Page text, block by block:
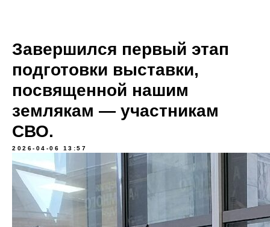
Завершился первый этап
подготовки выставки,
посвященной нашим
землякам — участникам
СВО.
2026-04-06 13:57